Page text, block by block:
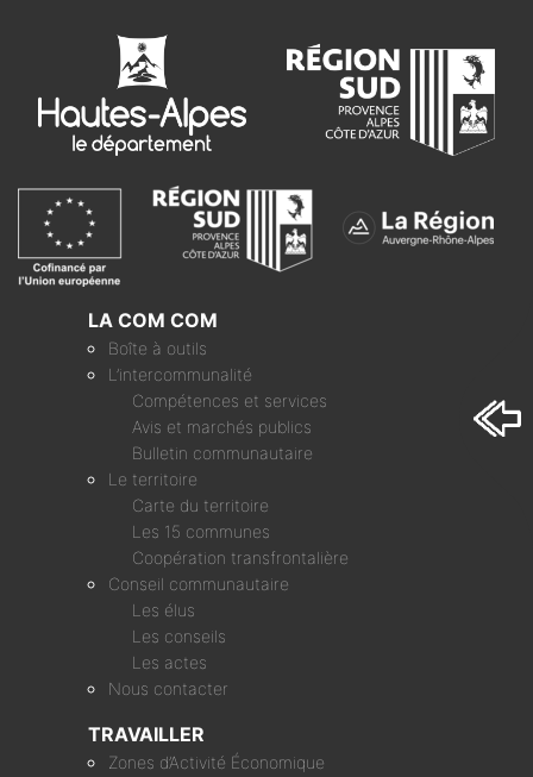
LA COM COM
Boîte à outils
L’intercommunalité
Compétences et services
Avis et marchés publics
Bulletin communautaire
Le territoire
Carte du territoire
Les 15 communes
Coopération transfrontalière
Conseil communautaire
Les élus
Les conseils
Les actes
Nous contacter
TRAVAILLER
Zones d’Activité Économique